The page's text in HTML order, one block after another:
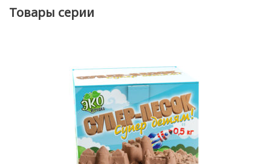
Товары серии